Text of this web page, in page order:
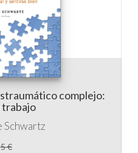
complejo:
trabajo
Schwartz
€